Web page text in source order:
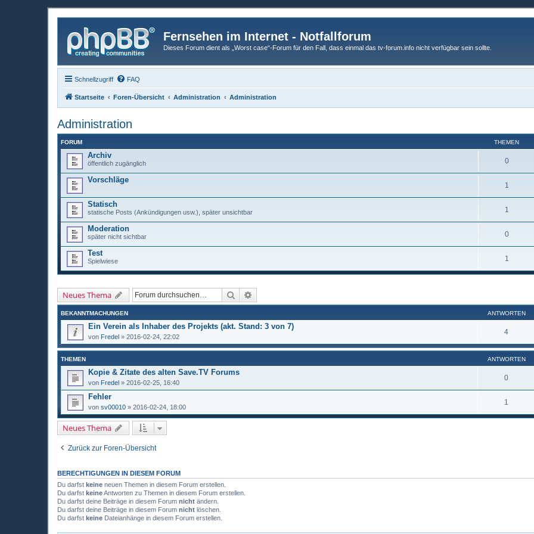
Fernsehen im Internet - Notfallforum
Dieses Forum dient als „Worst case“-Forum für den Fall, dass einmal das tv-forum.info nicht verfügbar sein sollte.
Schnellzugriff FAQ
Startseite Foren-Übersicht Administration Administration
Administration
FORUM THEMEN
Archiv
öffentlich zugänglich 0
Vorschläge
1
Statisch
statische Posts (Ankündigungen usw.), später unsichtbar 1
Moderation
später nicht sichtbar 0
Test
Spielwiese 1
Neues Thema Suche
BEKANNTMACHUNGEN ANTWORTEN
Ein Verein als Inhaber des Projekts (akt. Stand: 3 von 7)
von Fredel » 2016-02-24, 22:02
4
THEMEN ANTWORTEN
Kopie & Zitate des alten Save.TV Forums
von Fredel » 2016-02-25, 16:40
0
Fehler
von sv00010 » 2016-02-24, 18:00
1
Neues Thema
Zurück zur Foren-Übersicht
BERECHTIGUNGEN IN DIESEM FORUM
Du darfst keine neuen Themen in diesem Forum erstellen.
Du darfst keineAntworten zu Themen in diesem Forum erstellen.
Du darfst deine Beiträge in diesem Forum nicht ändern.
Du darfst deine Beiträge in diesem Forum nicht löschen.
Du darfst keine Dateianhänge in diesem Forum erstellen.